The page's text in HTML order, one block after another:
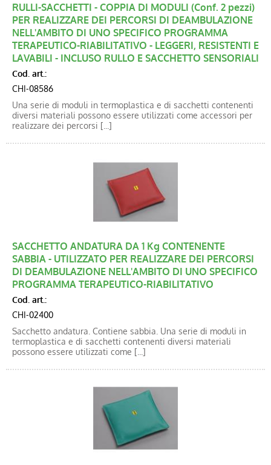
RULLI-SACCHETTI - COPPIA DI MODULI (Conf. 2 pezzi)
PER REALIZZARE DEI PERCORSI DI DEAMBULAZIONE
NELL'AMBITO DI UNO SPECIFICO PROGRAMMA
TERAPEUTICO-RIABILITATIVO - LEGGERI, RESISTENTI E
LAVABILI - INCLUSO RULLO E SACCHETTO SENSORIALI
Cod. art.:
CHI-08586
Una serie di moduli in termoplastica e di sacchetti contenenti
diversi materiali possono essere utilizzati come accessori per
realizzare dei percorsi [...]
SACCHETTO ANDATURA DA 1 Kg CONTENENTE
SABBIA - UTILIZZATO PER REALIZZARE DEI PERCORSI
DI DEAMBULAZIONE NELL'AMBITO DI UNO SPECIFICO
PROGRAMMA TERAPEUTICO-RIABILITATIVO
Cod. art.:
CHI-02400
Sacchetto andatura. Contiene sabbia. Una serie di moduli in
termoplastica e di sacchetti contenenti diversi materiali
possono essere utilizzati come [...]